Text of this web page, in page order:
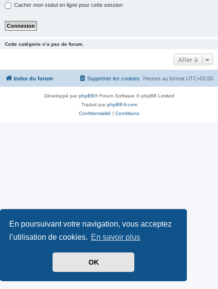
En poursuivant votre navigation, vous acceptez
l’utilisation de cookies. En savoir plus
OK
Cacher mon statut en ligne pour cette session
Cette catégorie n’a pas de forum.
Aller à
Index du forum Heures au format UTC+02:00
Supprimer les cookies
Développé parphpBB® Forum Software © phpBB Limited
Traduit parphpBB-fr.com
Confidentialité | Conditions